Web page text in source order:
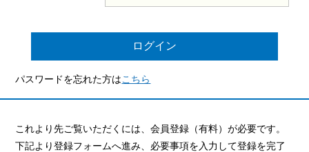
パスワードを忘れた方はこちら
これより先ご覧いただくには、会員登録（有料）が必要です。
下記より登録フォームへ進み、必要事項を入力して登録を完了